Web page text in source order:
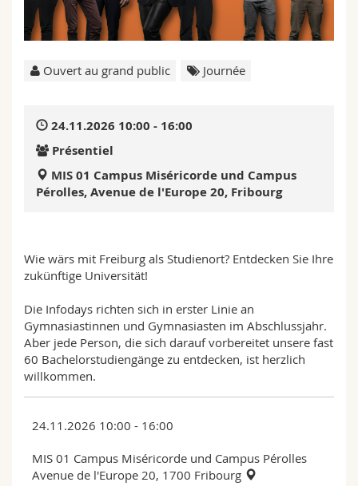
Sciences et médecine
Collaborateurs
Webmail
Ouvert au grand public Journée
24.11.2026 10:00 - 16:00
Présentiel
MIS 01 Campus Miséricorde und Campus
Pérolles, Avenue de l'Europe 20, Fribourg
Wie wärs mit Freiburg als Studienort? Entdecken Sie Ihre
zukünftige Universität!
Die Infodays richten sich in erster Linie an
Gymnasiastinnen und Gymnasiasten im Abschlussjahr.
Aber jede Person, die sich darauf vorbereitet unsere fast
60 Bachelorstudiengänge zu entdecken, ist herzlich
willkommen.
24.11.2026 10:00 - 16:00
MIS 01 Campus Miséricorde und Campus Pérolles
Avenue de l'Europe 20, 1700 Fribourg